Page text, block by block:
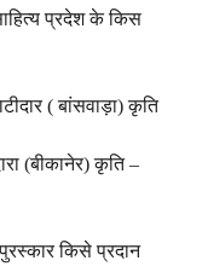
प्रदेश के किस
( बांसवाड़ा) कृति
(बीकानेर) कृति –
किसे प्रदान